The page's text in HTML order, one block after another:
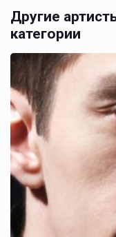
Другие
категории